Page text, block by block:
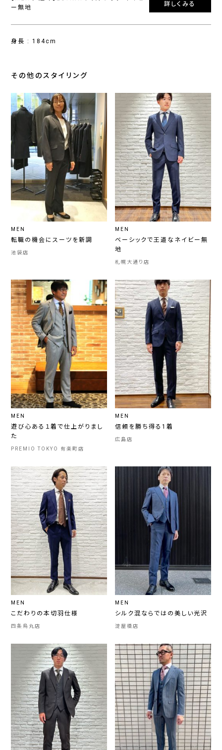
ー無地
詳しくみる
身長 : 184cm
その他のスタイリング
MEN
転職の機会にスーツを新調
池袋店
MEN
ベーシックで王道なネイビー無
地
札幌大通り店
MEN
遊び心ある１着で仕上がりまし
た
PREMIO TOKYO 有楽町店
MEN
信頼を勝ち得る1着
広島店
MEN
こだわりの本切羽仕様
四条烏丸店
MEN
シルク混ならではの美しい光沢
淀屋橋店